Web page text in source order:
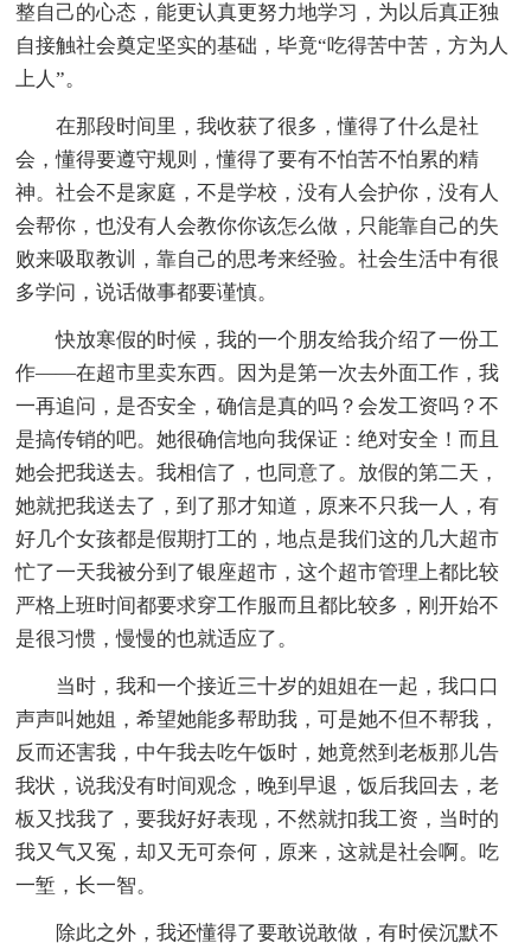
整自己的心态，能更认真更努力地学习，为以后真正独
自接触社会奠定坚实的基础，毕竟“吃得苦中苦，方为人
上人”。
在那段时间里，我收获了很多，懂得了什么是社
会，懂得要遵守规则，懂得了要有不怕苦不怕累的精
神。社会不是家庭，不是学校，没有人会护你，没有人
会帮你，也没有人会教你你该怎么做，只能靠自己的失
败来吸取教训，靠自己的思考来经验。社会生活中有很
多学问，说话做事都要谨慎。
快放寒假的时候，我的一个朋友给我介绍了一份工
作——在超市里卖东西。因为是第一次去外面工作，我
一再追问，是否安全，确信是真的吗？会发工资吗？不
是搞传销的吧。她很确信地向我保证：绝对安全！而且
她会把我送去。我相信了，也同意了。放假的第二天，
她就把我送去了，到了那才知道，原来不只我一人，有
好几个女孩都是假期打工的，地点是我们这的几大超市
忙了一天我被分到了银座超市，这个超市管理上都比较
严格上班时间都要求穿工作服而且都比较多，刚开始不
是很习惯，慢慢的也就适应了。
当时，我和一个接近三十岁的姐姐在一起，我口口
声声叫她姐，希望她能多帮助我，可是她不但不帮我，
反而还害我，中午我去吃午饭时，她竟然到老板那儿告
我状，说我没有时间观念，晚到早退，饭后我回去，老
板又找我了，要我好好表现，不然就扣我工资，当时的
我又气又冤，却又无可奈何，原来，这就是社会啊。吃
一堑，长一智。
除此之外，我还懂得了要敢说敢做，有时侯沉默不